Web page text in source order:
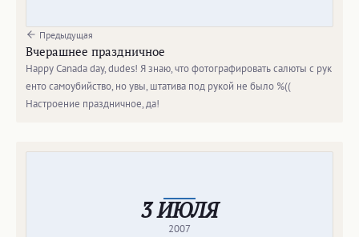
Предыдущая
Вчерашнее праздничное
Happy Canada day, dudes! Я знаю, что фотографировать салюты с рук
енто самоубийство, но увы, штатива под рукой не было %((
Настроение праздничное, да!
3 ИЮЛЯ
2007